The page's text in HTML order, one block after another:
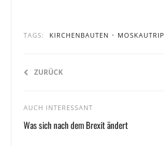
TAGS: KIRCHENBAUTEN • MOSKAUTRIP
ZURÜCK
AUCH INTERESSANT
Was sich nach dem Brexit ändert